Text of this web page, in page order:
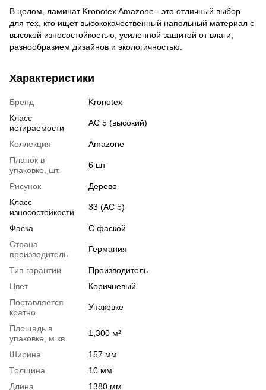
В целом, ламинат Kronotex Amazone - это отличный выбор
для тех, кто ищет высококачественный напольный материал с
высокой износостойкостью, усиленной защитой от влаги,
разнообразием дизайнов и экологичностью.
Характеристики
Бренд
Kronotex
Класс
истираемости
АС 5 (высокий)
Коллекция
Amazone
Планок в
упаковке, шт.
6 шт
Рисунок
Дерево
Класс
износостойкости
33 (АС 5)
Фаска
С фаской
Страна
производитель
Германия
Тип гарантии
Производитель
Цвет
Коричневый
Поставляется
кратно
Упаковке
Площадь в
упаковке, м.кв
1,300 м²
Ширина
157 мм
Толщина
10 мм
Длина
1380 мм